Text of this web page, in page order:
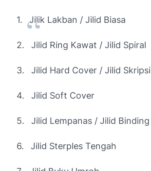
1. Jilik Lakban / Jilid Biasa
2. Jilid Ring Kawat / Jilid Spiral
3. Jilid Hard Cover / Jilid Skripsi
4. Jilid Soft Cover
5. Jilid Lempanas / Jilid Binding
6. Jilid Sterples Tengah